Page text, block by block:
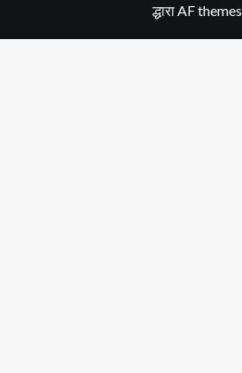
द्धारा AF themes.